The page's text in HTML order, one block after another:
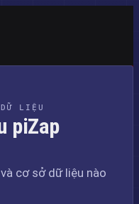
LIỆU
piZap
cơ sở dữ liệu nào